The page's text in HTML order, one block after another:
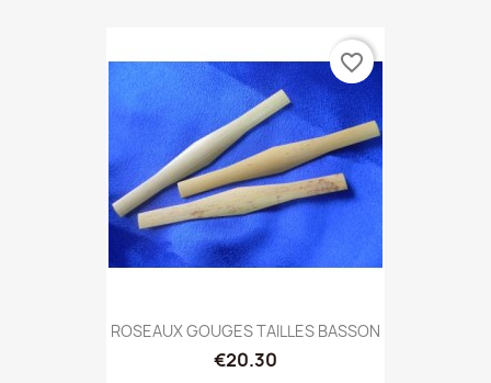
ROSEAUX GOUGES TAILLES BASSON
€20.30
favorite_border